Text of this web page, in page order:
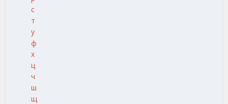
с
т
у
ф
х
ц
ч
ш
щ